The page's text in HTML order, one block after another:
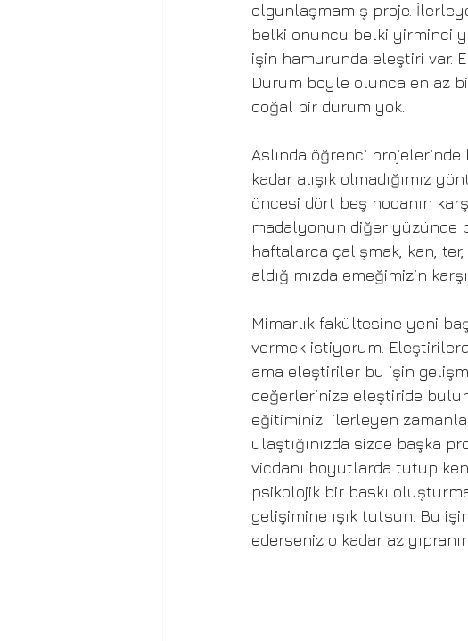
olgunlaşmamış proje.
belki onuncu belki yirminci
işin hamurunda eleştiri var.
Durum böyle olunca en az
doğal bir durum yok.
Aslında öğrenci
kadar alışık olmadığımız
öncesi dört beş hocanın
madalyonun diğer yüzünde
haftalarca çalışmak, kan,
aldığımızda emeğimizin
Mimarlık fakültesine yeni
vermek istiyorum.
ama eleştiriler bu işin
değerlerinize eleştiride
eğitiminiz  ilerleyen
ulaştığınızda sizde başka
vicdanı boyutlarda tutup
psikolojik bir baskı
gelişimine ışık tutsun. Bu
ederseniz o kadar az